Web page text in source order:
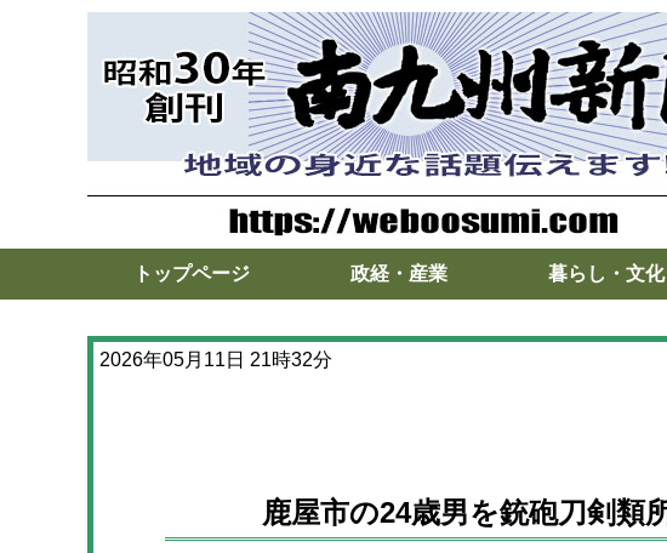
トップページ 政経・産業 暮らし・文化
2026年05月11日 21時32分
鹿屋市の24歳男を銃砲刀剣類